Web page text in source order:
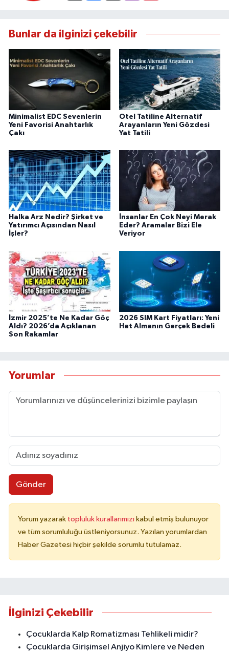
Bunlar da ilginizi çekebilir
Minimalist EDC Sevenlerin
Yeni Favorisi Anahtarlık
Çakı
Otel Tatiline Alternatif
Arayanların Yeni Gözdesi
Yat Tatili
Halka Arz Nedir? Şirket ve
Yatırımcı Açısından Nasıl
İşler?
İnsanlar En Çok Neyi Merak
Eder? Aramalar Bizi Ele
Veriyor
İzmir 2025’te Ne Kadar Göç
Aldı? 2026’da Açıklanan
Son Rakamlar
2026 SIM Kart Fiyatları: Yeni
Hat Almanın Gerçek Bedeli
Yorumlar
Gönder
Yorum yazarak topluluk kurallarımızı kabul etmiş bulunuyor
ve tüm sorumluluğu üstleniyorsunuz. Yazılan yorumlardan
Haber Gazetesi hiçbir şekilde sorumlu tutulamaz.
İlginizi Çekebilir
Çocuklarda Kalp Romatizması Tehlikeli midir?
Çocuklarda Girişimsel Anjiyo Kimlere ve Neden